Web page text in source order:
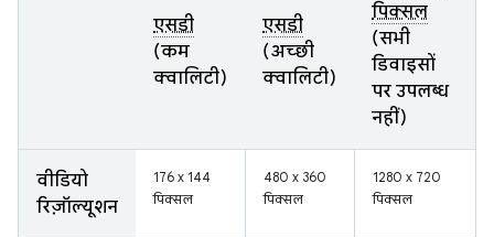
एसडी
(कम
क्वालिटी)
एसडी
(अच्छी
क्वालिटी)
पिक्सल
(सभी
डिवाइसों
पर उपलब्ध
नहीं)
वीडियो
रिज़ॉल्यूशन
176 x 144
पिक्सल
480 x 360
पिक्सल
1280 x 720
पिक्सल